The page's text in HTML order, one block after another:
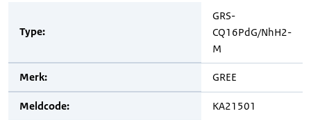
Type:
GRS-
CQ16PdG/NhH2-
M
Merk: GREE
Meldcode: KA21501